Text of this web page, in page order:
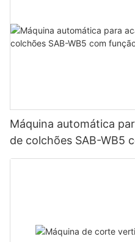
Máquina automática
de colchões SAB-WB5
colchão.